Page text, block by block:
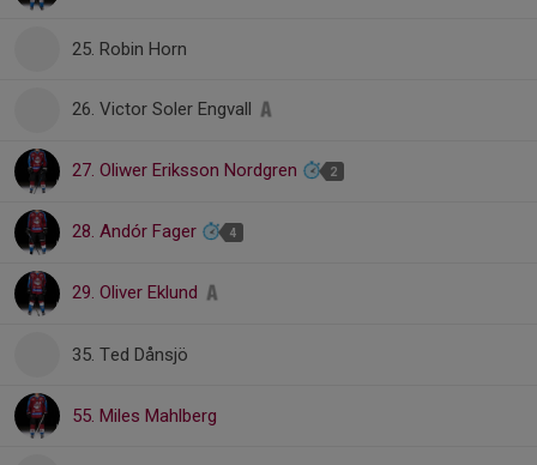
25. Robin Horn
26. Victor Soler Engvall
27. Oliwer Eriksson Nordgren 2
28. Andór Fager 4
29. Oliver Eklund
35. Ted Dånsjö
55. Miles Mahlberg